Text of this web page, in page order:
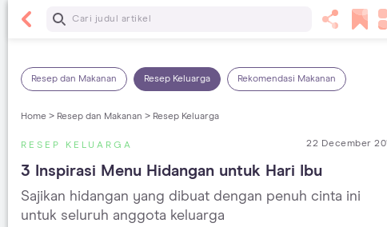
Baca Selanjutnya
Resep dan Makanan Resep Keluarga Rekomendasi Makanan
Home > Resep dan Makanan > Resep Keluarga
RESEP KELUARGA 22 December
3 Inspirasi Menu Hidangan untuk Hari Ibu
Sajikan hidangan yang dibuat dengan penuh cinta ini
untuk seluruh anggota keluarga